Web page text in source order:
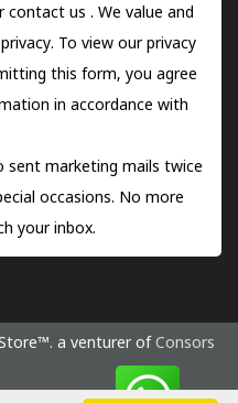
contact us . We value and
To view our privacy
this form, you agree
in accordance with
sent marketing mails twice
occasions. No more
your inbox.
a venturer of Consors